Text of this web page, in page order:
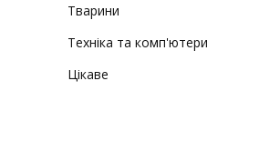
Тварини
Техніка та комп'ютери
Цікаве